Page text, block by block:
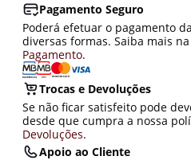
Pagamento Seguro
Poderá efetuar o pagamento
diversas formas. Saiba mais
Pagamento.
Trocas e Devoluções
Se não ficar satisfeito pode
desde que cumpra a nossa
Devoluções.
Apoio ao Cliente